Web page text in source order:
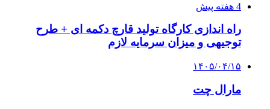
4 هفته پیش
راه اندازی کارگاه تولید قارچ دکمه ای + طرح
توجیهی و میزان سرمایه لازم
۱۴۰۵/۰۴/۱۵
مارال چت